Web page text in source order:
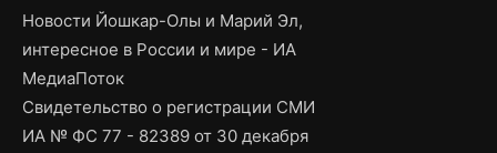
Новости Йошкар-Олы и Марий Эл,
интересное в России и мире - ИА
МедиаПоток
Свидетельство о регистрации СМИ
ИА № ФС 77 - 82389 от 30 декабря